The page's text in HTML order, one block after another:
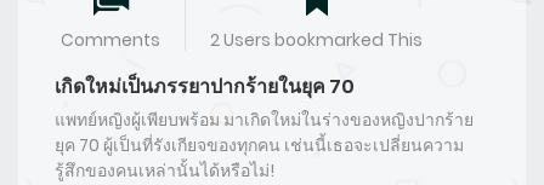
Comments 2 Users bookmarked This
เกิดใหม่เป็นภรรยาปากร้ายในยุค 70
แพทย์หญิงผู้เพียบพร้อม มาเกิดใหม่ในร่างของหญิงปากร้าย
ยุค 70 ผู้เป็นที่รังเกียจของทุกคน เช่นนี้เธอจะเปลี่ยนความ
รู้สึกของคนเหล่านั้นได้หรือไม่!